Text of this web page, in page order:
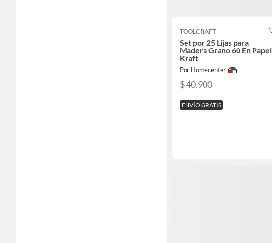
TOOLCRAFT
Set por 25 Lijas para
Madera Grano 60 En Papel
Kraft
Por Homecenter
$ 40.900
ENVÍO GRATIS